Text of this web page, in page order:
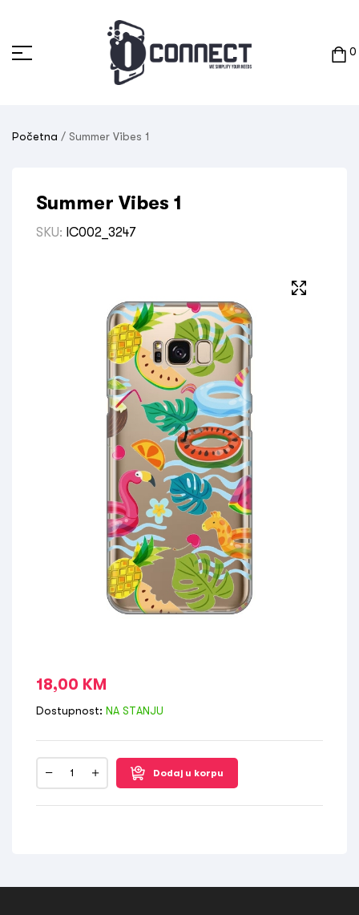
0
Početna / Summer Vibes 1
Summer Vibes 1
SKU: IC002_3247
18,00 KM
Dostupnost: NA STANJU
Dodaj u korpu